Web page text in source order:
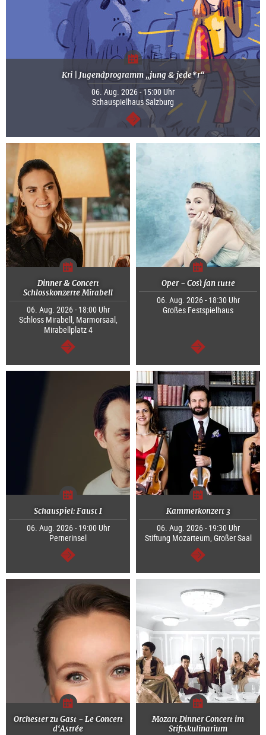
Kri | Jugendprogramm „jung & jede*r“
06. Aug. 2026 - 15:00 Uhr
Schauspielhaus Salzburg
weiter
Dinner & Concert
Schlosskonzerte Mirabell
06. Aug. 2026 - 18:00 Uhr
Schloss Mirabell, Marmorsaal,
Mirabellplatz 4
weiter
Oper - Così fan tutte
06. Aug. 2026 - 18:30 Uhr
Großes Festspielhaus
weiter
Schauspiel: Faust I
06. Aug. 2026 - 19:00 Uhr
Pernerinsel
weiter
Kammerkonzert 3
06. Aug. 2026 - 19:30 Uhr
Stiftung Mozarteum, Großer Saal
weiter
Orchester zu Gast - Le Concert
d‘Astrée
Mozart Dinner Concert im
Stiftskulinarium